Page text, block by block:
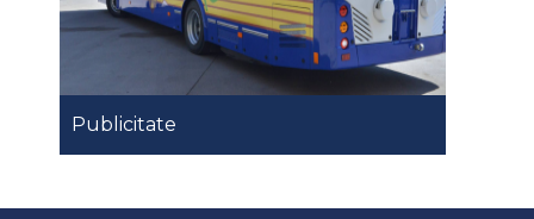
Publicitate